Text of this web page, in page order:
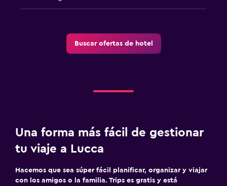
Lavandería
Servicios de lavandería/tintorería
Armario o clóset
Juegos de mesa/rompecabezas
Buscar ofertas de hotel
Una forma más fácil de gestionar
tu viaje a Lucca
Hacemos que sea súper fácil planificar, organizar y viajar
con los amigos o la familia. Trips es gratis y está